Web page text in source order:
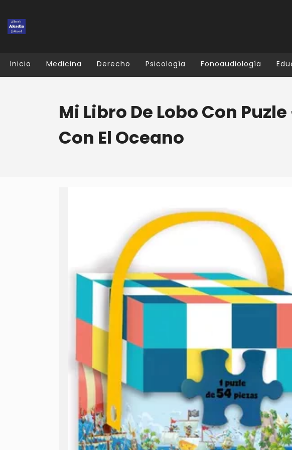
Inicio Medicina Derecho Psicología Fonoaudiología
Mi Libro De Lobo Con
Con El Oceano